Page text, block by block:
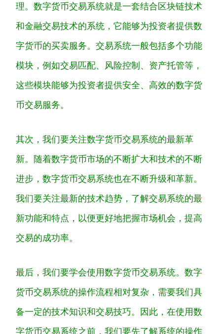
理。数字货币交易系统就是一套结合区块链技术
和金融交易技术的系统，它能够为投资者提供数
字货币的买卖服务。交易系统一般包括多个功能
模块，例如交易匹配、风险控制、资产托管等，
这些模块能够为投资者提供安全、高效的数字货
币交易服务。
其次，我们要关注数字货币交易系统的最新革
新。随着数字货币市场的不断扩大和技术的不断
进步，数字货币交易系统也在不断升级和革新。
我们要关注最新的技术趋势，了解交易系统的最
新功能和特点，以便更好地把握市场机会，提高
交易的成功率。
最后，我们要学会使用数字货币交易系统。数字
货币交易系统的操作流程相对复杂，需要我们具
备一定的技术知识和交易技巧。因此，在使用数
字货币交易系统之前，我们要先了解系统的操作